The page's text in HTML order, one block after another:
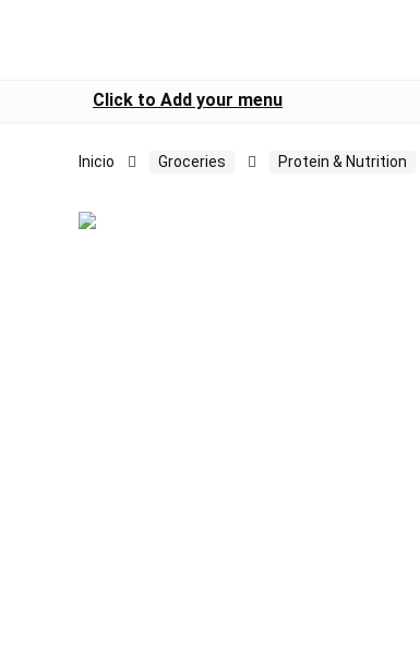
Click to Add your menu
Inicio Groceries Protein & Nutrition